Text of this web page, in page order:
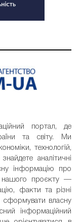
портал, де
та світу. Ми
технологій,
аналітичні
інформацію про
нашого проєкту —
факти та різні
сформувати власну
інформаційний